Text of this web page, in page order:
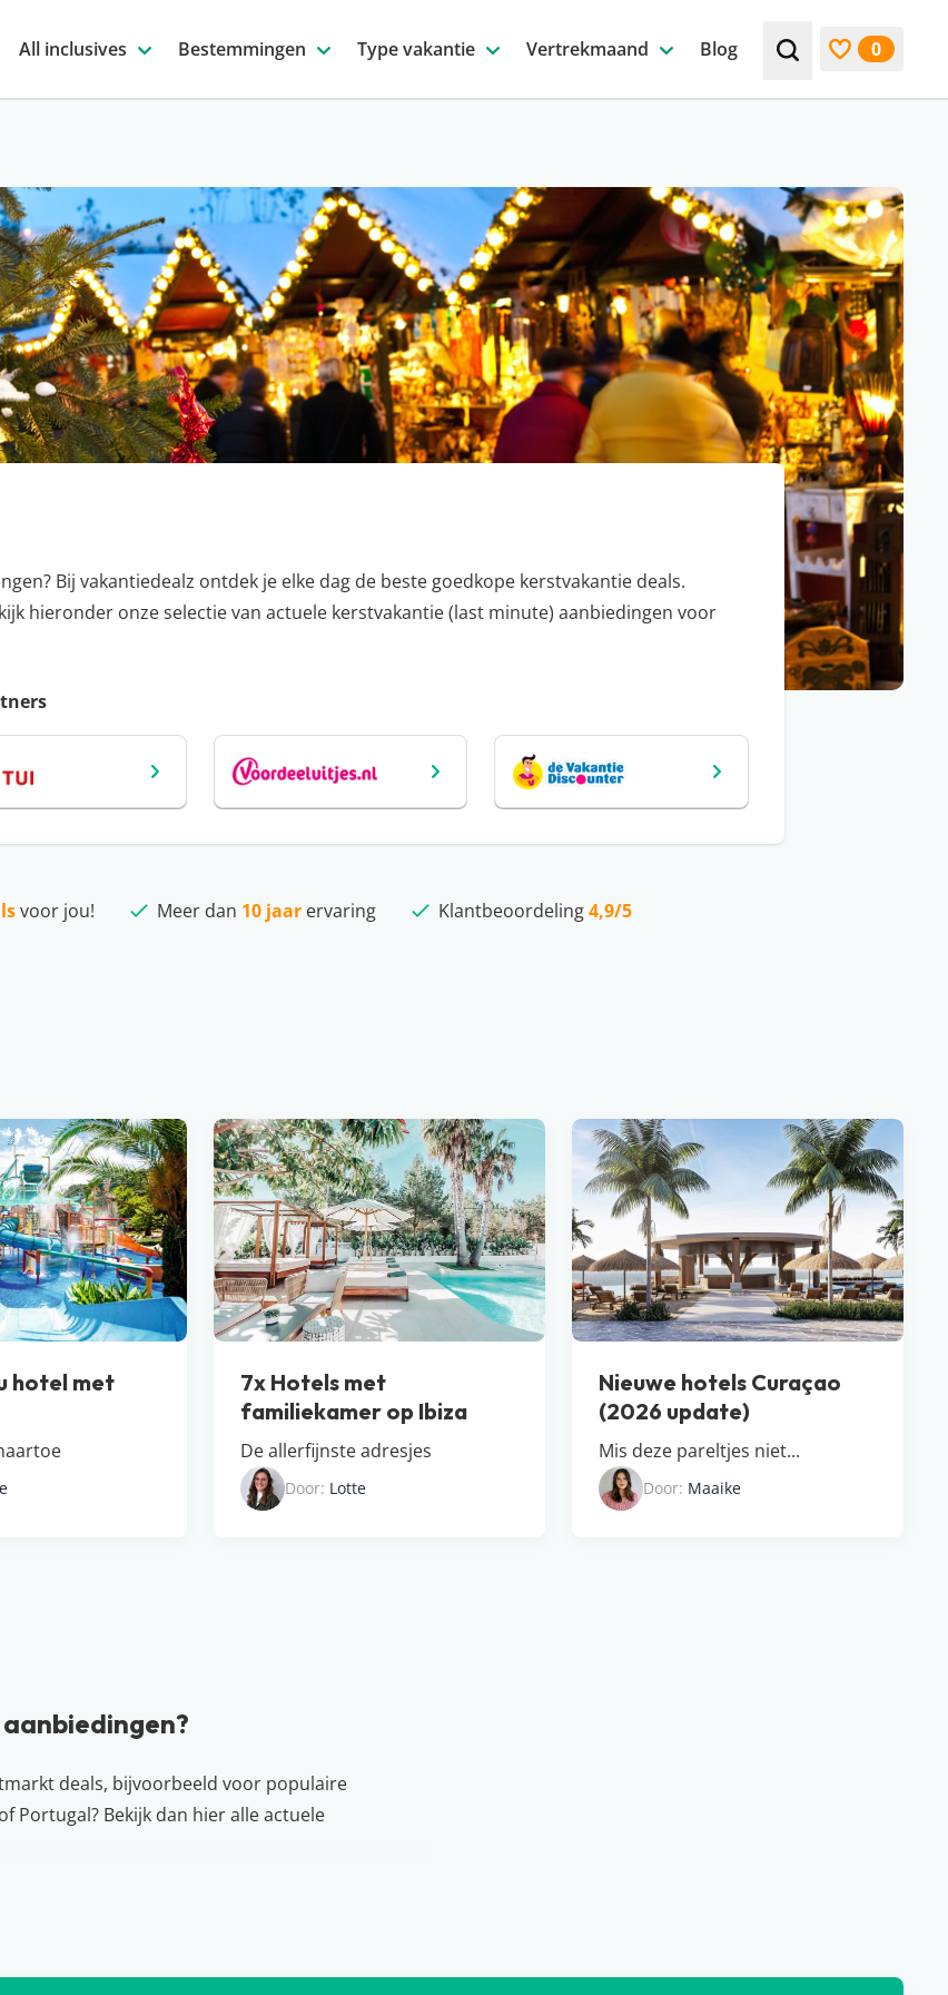
All inclusives Bestemmingen Type vakantie Vertrekmaand Blog Zoek bijv. een
0
Bij vakantiedealz ontdek je elke dag de beste goedkope kerstvakantie deals.
hieronder onze selectie van actuele kerstvakantie (last minute) aanbiedingen voor
voor jou! Meer dan 10 jaarervaring Klantbeoordeling4,9/5
hotel met
7x Hotels met
familiekamer op Ibiza
De allerfijnste adresjes
Door: Lotte
Nieuwe hotels Curaçao
(2026 update)
Mis deze pareltjes niet...
Door: Maaike
deals, bijvoorbeeld voor populaire
Portugal? Bekijk dan hier alle actuele
waaronder het